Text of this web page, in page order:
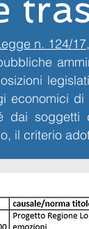
n. 124/
di
dai
il criterio